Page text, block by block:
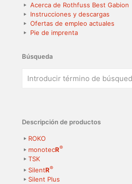
Acerca de Rothfuss Best Gabion
Instrucciones y descargas
Ofertas de empleo actuales
Pie de imprenta
Búsqueda
Descripción de productos
ROKO
monotecR®
TSK
SilentR®
Silent Plus